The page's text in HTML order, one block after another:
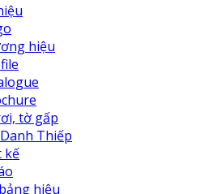
hiệu
tờ gấp
Thiếp
kế
hiệu